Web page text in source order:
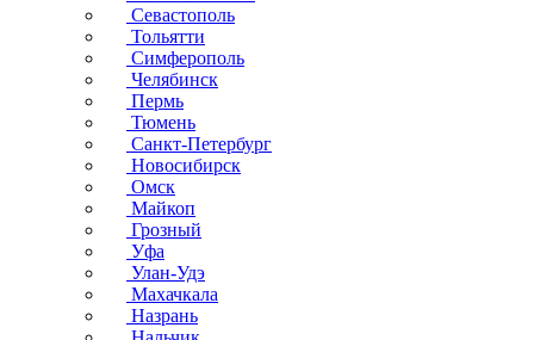
Севастополь
Тольятти
Симферополь
Челябинск
Пермь
Тюмень
Санкт-Петербург
Новосибирск
Омск
Майкоп
Грозный
Уфа
Улан-Удэ
Махачкала
Назрань